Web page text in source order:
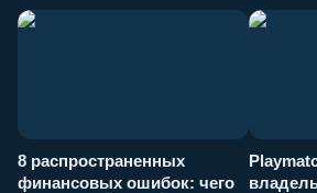
8 распространенных
финансовых ошибок: чего